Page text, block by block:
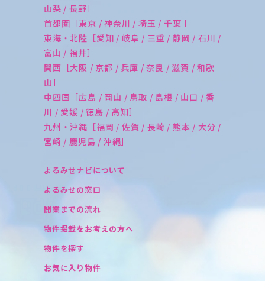
山梨 / 長野］
首都圏［東京 / 神奈川 / 埼玉 / 千葉 ］
東海・北陸［愛知 / 岐阜 / 三重 / 静岡 / 石川 /
富山 / 福井］
関西［大阪 / 京都 / 兵庫 / 奈良 / 滋賀 / 和歌
山］
中四国［広島 / 岡山 / 鳥取 / 島根 / 山口 / 香
川 / 愛媛 / 徳島 / 高知］
九州・沖縄［福岡 / 佐賀 / 長崎 / 熊本 / 大分 /
宮崎 / 鹿児島 / 沖縄］
よるみせナビについて
よるみせの窓口
開業までの流れ
物件掲載をお考えの方へ
物件を探す
お気に入り物件